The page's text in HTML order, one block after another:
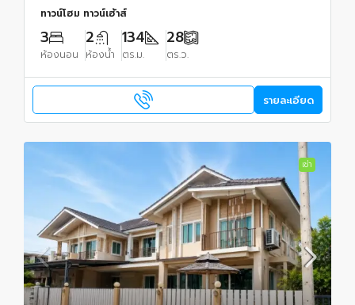
ทาวน์โฮม ทาวน์เฮ้าส์
3
ห้องนอน
2
ห้องน้ำ
134
ตร.ม.
28
ตร.ว.
รายละเอียด
เช่า